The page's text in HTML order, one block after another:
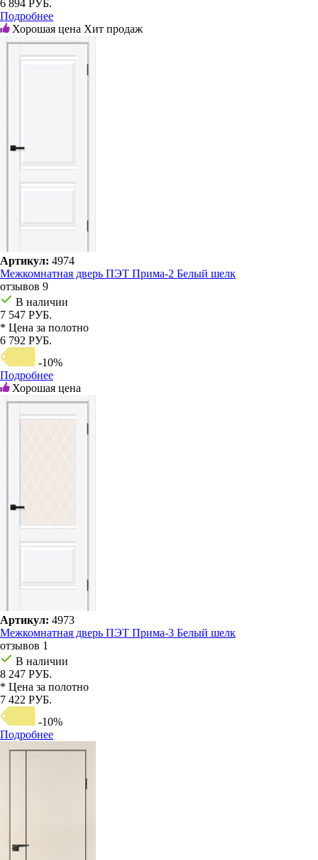
6 894 РУБ.
Подробнее
Хорошая цена Хит продаж
Артикул: 4974
Межкомнатная дверь ПЭТ Прима-2 Белый шелк
отзывов 9
В наличии
7 547 РУБ.
* Цена за полотно
6 792 РУБ.
-10%
Подробнее
Хорошая цена
Артикул: 4973
Межкомнатная дверь ПЭТ Прима-3 Белый шелк
отзывов 1
В наличии
8 247 РУБ.
* Цена за полотно
7 422 РУБ.
-10%
Подробнее